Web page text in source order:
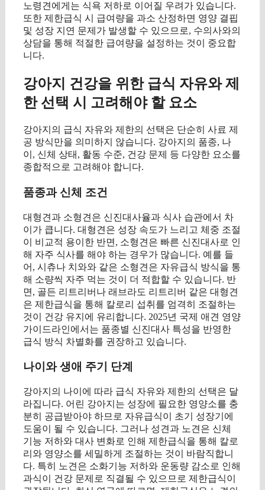
노령견에게는 식욕 저하로 이어질 우려가 있습니다.
또한 제한급식 시 급여량을 과소 산정하면 영양 결핍
및 성장 지연 문제가 발생할 수 있으므로, 수의사와의
상담을 통해 적절한 급여량을 설정하는 것이 중요합
니다.
강아지 건강을 위한 급식 자유와 제
한 선택 시 고려해야 할 요소
강아지의 급식 자유와 제한의 선택은 단순히 사료 제
공 방식만을 의미하지 않습니다. 강아지의 품종, 나
이, 신체 상태, 활동 수준, 건강 문제 등 다양한 요소를
종합적으로 고려해야 합니다.
품종과 신체 조건
대형견과 소형견은 신진대사율과 식사 습관에서 차
이가 큽니다. 대형견은 성장 속도가 느리고 체중 조절
이 비교적 용이한 반면, 소형견은 빠른 신진대사로 인
해 자주 식사를 해야 하는 경우가 많습니다. 예를 들
어, 시츄나 치와와 같은 소형견은 자유급식 방식을 통
해 소량씩 자주 먹는 것이 더 적합할 수 있습니다. 반
면, 골든 리트리버나 래브라도 리트리버 같은 대형견
은 제한급식을 통해 칼로리 섭취를 엄격히 조절하는
것이 건강 유지에 유리합니다. 2025년 국제 애견 영양
가이드라인에서는 품종별 신진대사 특성을 반영한
급식 방식 차별화를 권장하고 있습니다.
나이와 생애 주기 단계
강아지의 나이에 따라 급식 자유와 제한의 선택은 달
라집니다. 어린 강아지는 성장에 필요한 영양소를 충
분히 공급받아야 하므로 자유급식이 초기 성장기에
도움이 될 수 있습니다. 그러나 성견과 노견은 신체
기능 저하와 대사 변화로 인해 제한급식을 통해 칼로
리와 영양소를 세밀하게 조절하는 것이 바람직합니
다. 특히 노견은 소화기능 저하와 운동량 감소로 인해
과식이 건강 문제로 직결될 수 있으므로 제한급식이